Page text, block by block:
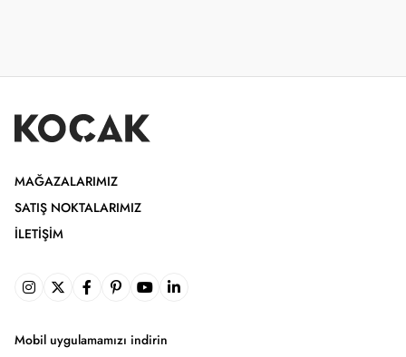
MAĞAZALARIMIZ
SATIŞ NOKTALARIMIZ
İLETIŞIM
Mobil uygulamamızı indirin